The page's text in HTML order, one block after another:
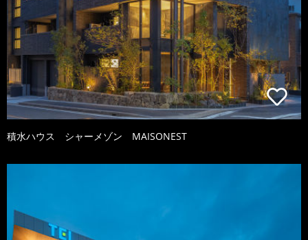
積水ハウス シャーメゾン MAISONEST